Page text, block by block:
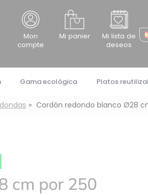
Mon
compte
Mi panier
Mi lista de
deseos
Gama ecológica Platos
Cordón redondo blanco Ø28
cm por 250